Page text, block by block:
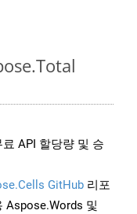
API 할당량 및 승
GitHub 리포
Aspose.Words 및